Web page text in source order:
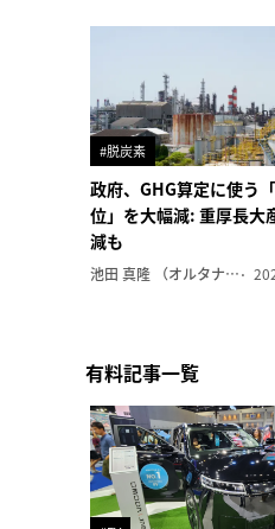
#脱炭素
政府、GHG算定に使う
位」を大幅減: 重厚長大
減も
池田 真隆 （オルタナ輪番編集長）
有料記事一覧